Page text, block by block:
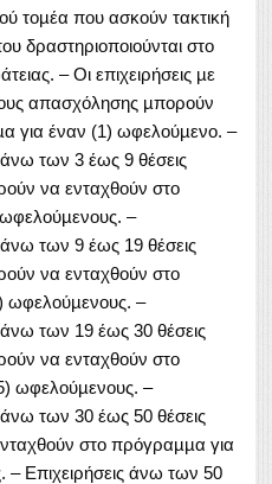
τοµέα που ασκούν τακτική
δραστηριοποιούνται στο
– Οι επιχειρήσεις µε
απασχόλησης µπορούν
για έναν (1) ωφελούµενο. –
των 3 έως 9 θέσεις
να ενταχθούν στο
–
των 9 έως 19 θέσεις
να ενταχθούν στο
ωφελούµενους. –
των 19 έως 30 θέσεις
να ενταχθούν στο
ωφελούµενους. –
των 30 έως 50 θέσεις
στο πρόγραµµα για
Επιχειρήσεις άνω των 50